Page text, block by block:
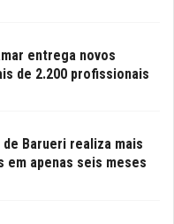
entrega novos
de 2.200 profissionais
Barueri realiza mais
em apenas seis meses